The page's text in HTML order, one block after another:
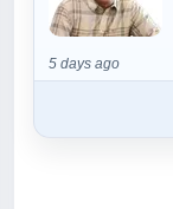
5 days ago